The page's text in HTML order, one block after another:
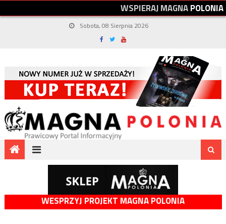
WSPIERAJMAGNAPOLONIA
Sobota, 08 Sierpnia 2026
WESPRZYJ PROJEKT MAGNA POLONIA